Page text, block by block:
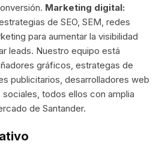
Marketing digital:
de SEO, SEM, redes
para aumentar la visibilidad
leads. Nuestro equipo está
gráficos, estrategas de
publicitarios, desarrolladores web
todos ellos con amplia
de Santander.